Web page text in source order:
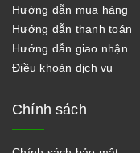
Hướng dẫn mua hàng
Hướng dẫn thanh toán
Hướng dẫn giao nhận
Điều khoản dịch vụ
Chính sách